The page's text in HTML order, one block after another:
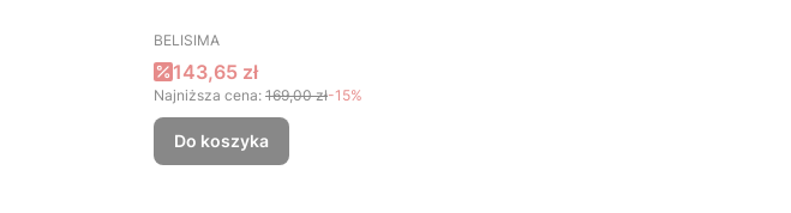
PRODUCENT
BELISIMA
Cena promocyjna
143,65 zł
Najniższa cena: 169,00 zł-15%
Do koszyka